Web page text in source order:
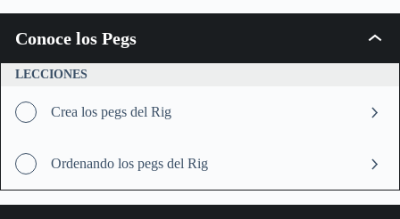
Conoce los Pegs
LECCIONES
Crea los pegs del Rig
Ordenando los pegs del Rig